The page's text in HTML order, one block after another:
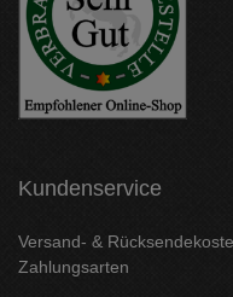
Kundenservice
Versand- &
Zahlungsarten